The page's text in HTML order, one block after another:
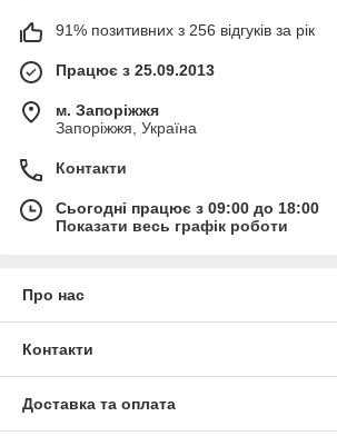
91% позитивних з 256 відгуків за рік
Працює з 25.09.2013
м. Запоріжжя
Запоріжжя, Україна
Контакти
Сьогодні працює з 09:00 до 18:00
Показати весь графік роботи
Про нас
Контакти
Доставка та оплата